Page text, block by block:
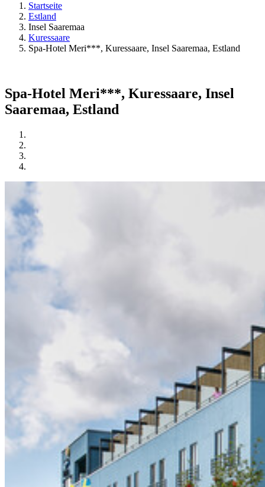
Startseite
Estland
Insel Saaremaa
Kuressaare
Spa-Hotel Meri***, Kuressaare, Insel Saaremaa, Estland
Spa-Hotel Meri***, Kuressaare, Insel
Saaremaa, Estland